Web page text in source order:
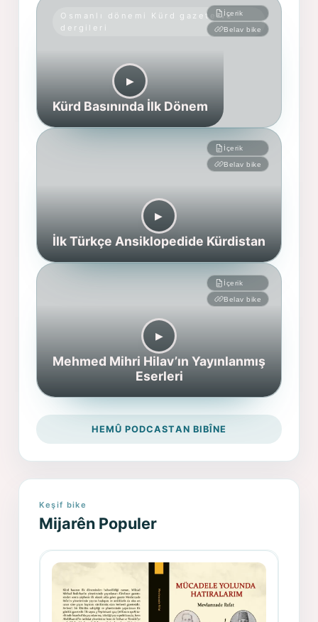
Osmanlı dönemi Kürd gazete ve
dergileri
İçerik
Belav bike
▶︎
Kürd Basınında İlk Dönem
İçerik
Belav bike
▶︎
İlk Türkçe Ansiklopedide Kürdistan
İçerik
Belav bike
▶︎
Mehmed Mihri Hilav’ın Yayınlanmış
Eserleri
HEMÛ PODCASTAN BIBÎNE
Keşif bike
Mijarên Populer